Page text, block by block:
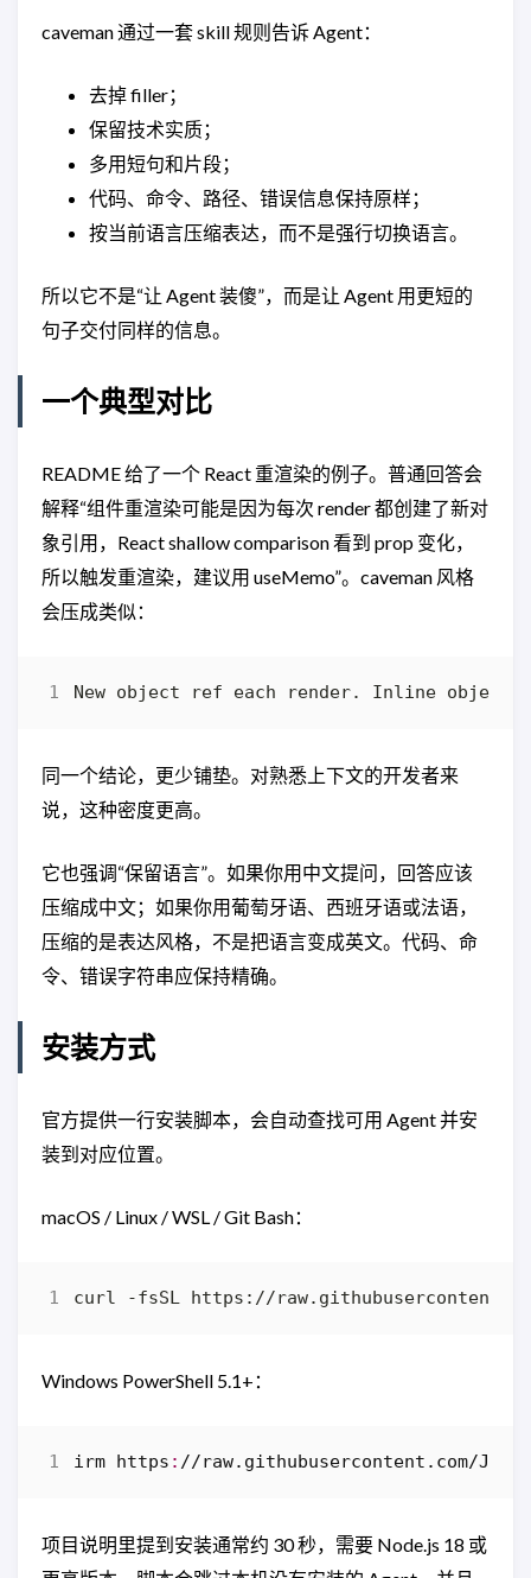
caveman 通过一套 skill 规则告诉 Agent：
去掉 filler；
保留技术实质；
多用短句和片段；
代码、命令、路径、错误信息保持原样；
按当前语言压缩表达，而不是强行切换语言。
所以它不是“让 Agent 装傻”，而是让 Agent 用更短的
句子交付同样的信息。
一个典型对比
README 给了一个 React 重渲染的例子。普通回答会
解释“组件重渲染可能是因为每次 render 都创建了新对
象引用，React shallow comparison 看到 prop 变化，
所以触发重渲染，建议用 useMemo”。caveman 风格
会压成类似：
同一个结论，更少铺垫。对熟悉上下文的开发者来
说，这种密度更高。
它也强调“保留语言”。如果你用中文提问，回答应该
压缩成中文；如果你用葡萄牙语、西班牙语或法语，
压缩的是表达风格，不是把语言变成英文。代码、命
令、错误字符串应保持精确。
安装方式
官方提供一行安装脚本，会自动查找可用 Agent 并安
装到对应位置。
macOS / Linux / WSL / Git Bash：
curl -fsSL https://
Windows PowerShell 5.1+：
irm https : //raw. githubusercontent . com/
项目说明里提到安装通常约 30 秒，需要 Node.js 18 或